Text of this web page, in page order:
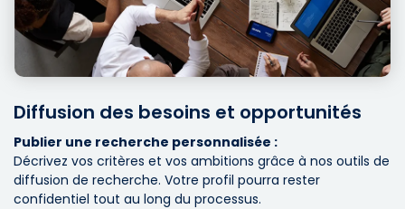
Diffusion des besoins et opportunités
Publier une recherche personnalisée :
Décrivez vos critères et vos ambitions grâce à nos outils de
diffusion de recherche. Votre profil pourra rester
confidentiel tout au long du processus.